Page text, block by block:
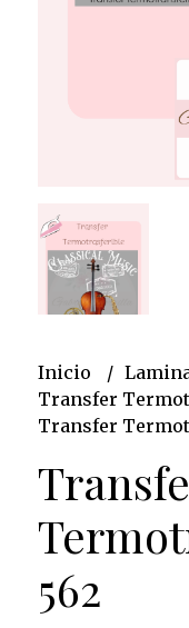
Inicio
Transfer
Transfer
562